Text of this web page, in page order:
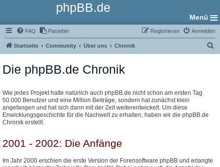
phpBB.de
Menü
FAQ Pastebin Anmelden
Registrieren
Startseite Community Über uns Chronik
Die phpBB.de Chronik
Wie jedes Projekt hatte natürlich auch phpBB.de nicht schon am ersten Tag
50.000 Benutzer und eine Million Beiträge, sondern hat zunächst klein
angefangen und hat sich dann mit der Zeit weiterentwickelt. Um diese
Enwicklungsgeschichte für die Nachwelt zu erhalten, haben wir die phpBB.de
Chronik erstellt.
2001 - 2002: Die Anfänge
Im Jahr 2000 erschien die erste Version der Forensoftware phpBB und erlangte